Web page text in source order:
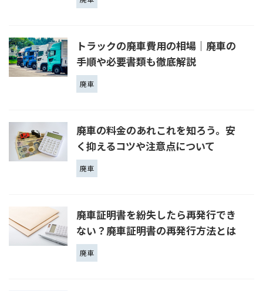
トラックの廃車費用の相場｜廃車の
手順や必要書類も徹底解説
廃車
廃車の料金のあれこれを知ろう。安
く抑えるコツや注意点について
廃車
廃車証明書を紛失したら再発行でき
ない？廃車証明書の再発行方法とは
廃車